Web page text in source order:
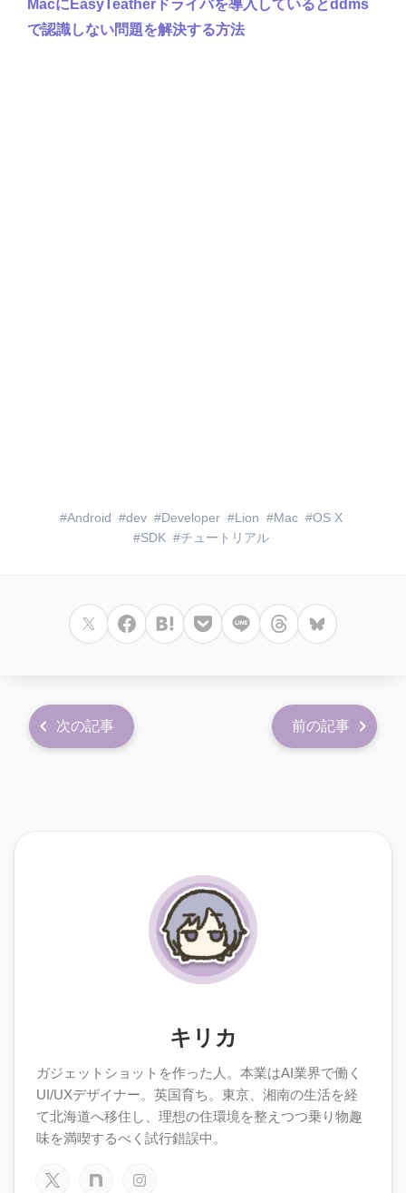
MacにEasyTeatherドライバを導入しているとddms
で認識しない問題を解決する方法
Android dev Developer Lion Mac
OS X
SDK
チュートリアル
次の記事 前の記事
キリカ
ガジェットショットを作った人。本業はAI業界で働く
UI/UXデザイナー。英国育ち。東京、湘南の生活を経
て北海道へ移住し、理想の住環境を整えつつ乗り物趣
味を満喫するべく試行錯誤中。